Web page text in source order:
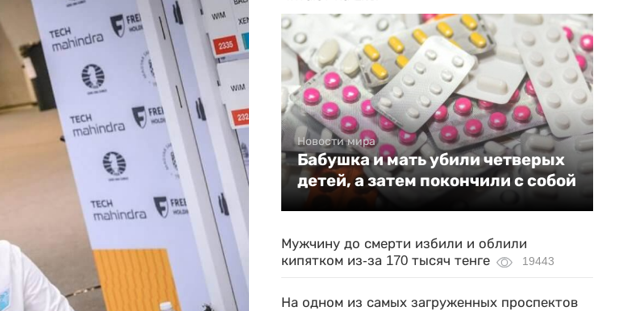
Новости мира
Бабушка и мать убили четверых
детей, а затем покончили с собой
Мужчину до смерти избили и облили
кипятком из-за 170 тысяч тенге
19443
На одном из самых загруженных проспектов